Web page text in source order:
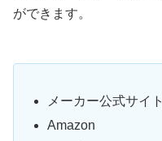
ができます。
メーカー公式サイト
Amazon